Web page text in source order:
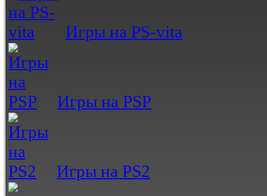
Игры на PS-vita
Игры на PSP
Игры на PS2